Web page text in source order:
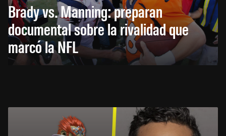
Brady vs. Manning: preparan
documental sobre la rivalidad que
marcó la NFL